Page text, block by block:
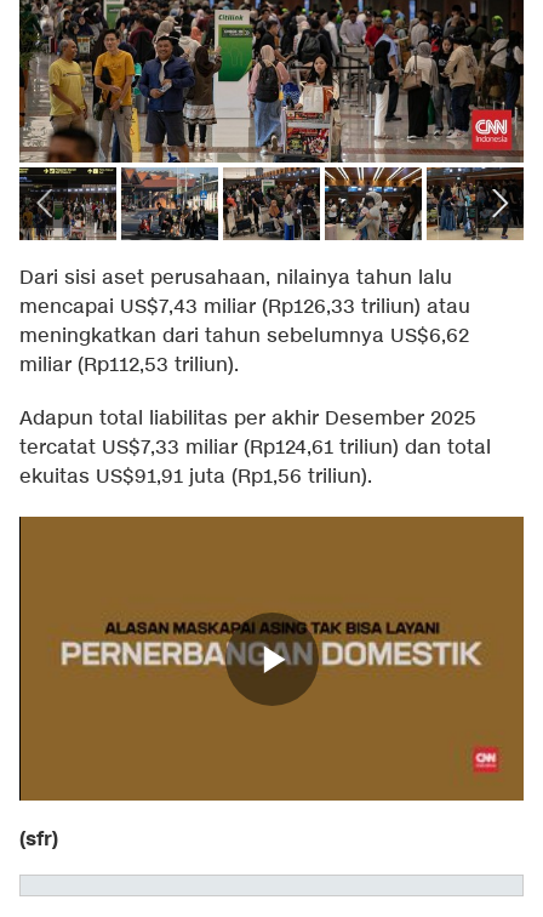
Dari sisi aset perusahaan, nilainya tahun lalu
mencapai US$7,43 miliar (Rp126,33 triliun) atau
meningkatkan dari tahun sebelumnya US$6,62
miliar (Rp112,53 triliun).
Adapun total liabilitas per akhir Desember 2025
tercatat US$7,33 miliar (Rp124,61 triliun) dan total
ekuitas US$91,91 juta (Rp1,56 triliun).
(sfr)